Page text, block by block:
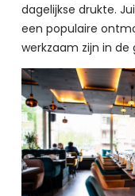
dagelijkse drukte.
een populaire
werkzaam zijn in de